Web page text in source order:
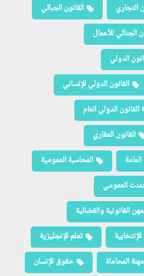
التجاري
القانون الجبائي
الجنائي للأعمال
الدولي
القانون الدولي الإنساني
القانون الدولي العام
القانون العقاري
العامة
المحاسبة العمومية
العمومي
القانونية والقضائية
تعلم الإنجليزية
المحاماة حقوق الإنسان